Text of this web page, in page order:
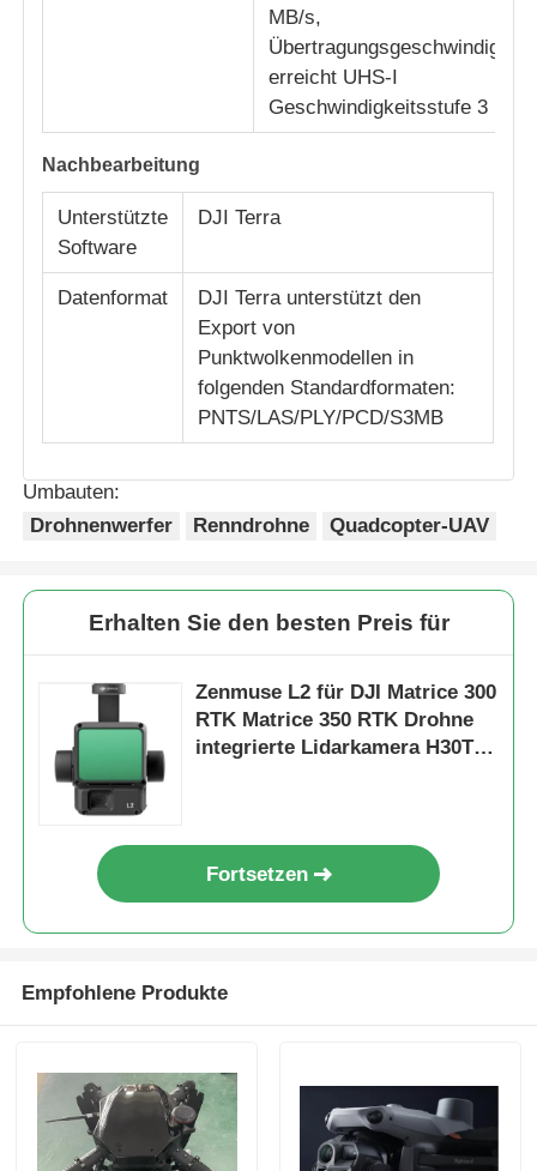
MB/s,
Übertragungsgeschwindigkeit
erreicht UHS-I
Geschwindigkeitsstufe 3
Nachbearbeitung
Unterstützte
Software
DJI Terra
Datenformat
DJI Terra unterstützt den
Export von
Punktwolkenmodellen in
folgenden Standardformaten:
PNTS/LAS/PLY/PCD/S3MB
Umbauten:
Drohnenwerfer
Renndrohne Quadcopter-UAV
Erhalten Sie den besten Preis für
Zenmuse L2 für DJI Matrice 300
RTK Matrice 350 RTK Drohne
integrierte Lidarkamera H30T
Fortsetzen
Empfohlene Produkte